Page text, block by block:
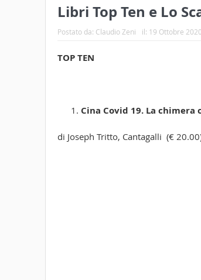
Libri Top Ten e Lo
Postato da: Claudio Zeni il: 19 Ottobre 2020
TOP TEN
Cina Covid 19. La
di Joseph Tritto, Cantagalli (€